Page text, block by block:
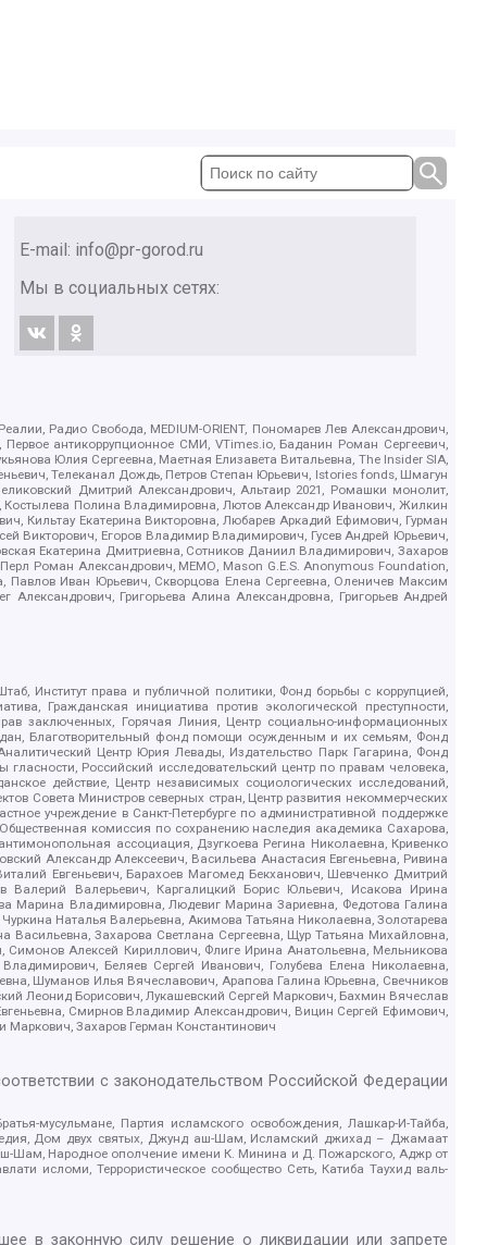
E-mail: info@pr-gorod.ru
Мы в социальных сетях:
Радио Свобода, MEDIUM-ORIENT, Пономарев Лев Александрович,
антикоррупционное СМИ, VTimes.io, Баданин Роман Сергеевич,
Юлия Сергеевна, Маетная Елизавета Витальевна, The Insider SIA,
Телеканал Дождь, Петров Степан Юрьевич, Istories fonds, Шмагун
Дмитрий Александрович, Альтаир 2021, Ромашки монолит,
Костылева Полина Владимировна, Лютов Александр Иванович, Жилкин
Кильтау Екатерина Викторовна, Любарев Аркадий Ефимович, Гурман
Викторович, Егоров Владимир Владимирович, Гусев Андрей Юрьевич,
Екатерина Дмитриевна, Сотников Даниил Владимирович, Захаров
Роман Александрович, МЕМО, Mason G.E.S. Anonymous Foundation,
Иван Юрьевич, Скворцова Елена Сергеевна, Оленичев Максим
Григорьева Алина Александровна, Григорьев Андрей
Институт права и публичной политики, Фонд борьбы с коррупцией,
Гражданская инициатива против экологической преступности,
заключенных, Горячая Линия, Центр социально-информационных
Благотворительный фонд помощи осужденным и их семьям, Фонд
Центр Юрия Левады, Издательство Парк Гагарина, Фонд
Российский исследовательский центр по правам человека,
действие, Центр независимых социологических исследований,
Совета Министров северных стран, Центр развития некоммерческих
учреждение в Санкт-Петербурге по административной поддержке
комиссия по сохранению наследия академика Сахарова,
ассоциация, Дзугкоева Регина Николаевна, Кривенко
Александр Алексеевич, Васильева Анастасия Евгеньевна, Ривина
Евгеньевич, Барахоев Магомед Бекханович, Шевченко Дмитрий
Валерьевич, Каргалицкий Борис Юльевич, Исакова Ирина
Марина Владимировна, Людевиг Марина Зариевна, Федотова Галина
Наталья Валерьевна, Акимова Татьяна Николаевна, Золотарева
Захарова Светлана Сергеевна, Щур Татьяна Михайловна,
Алексей Кириллович, Флиге Ирина Анатольевна, Мельникова
Беляев Сергей Иванович, Голубева Елена Николаевна,
Шуманов Илья Вячеславович, Арапова Галина Юрьевна, Свечников
Леонид Борисович, Лукашевский Сергей Маркович, Бахмин Вячеслав
Смирнов Владимир Александрович, Вицин Сергей Ефимович,
Захаров Герман Константинович
с законодательством Российской Федерации
мусульмане, Партия исламского освобождения, Лашкар-И-Тайба,
Дом двух святых, Джунд аш-Шам, Исламский джихад – Джамаат
Шам, Народное ополчение имени К. Минина и Д. Пожарского, Аджр от
исломи, Террористическое сообщество Сеть, Катиба Таухид валь-
в законную силу решение о ликвидации или запрете